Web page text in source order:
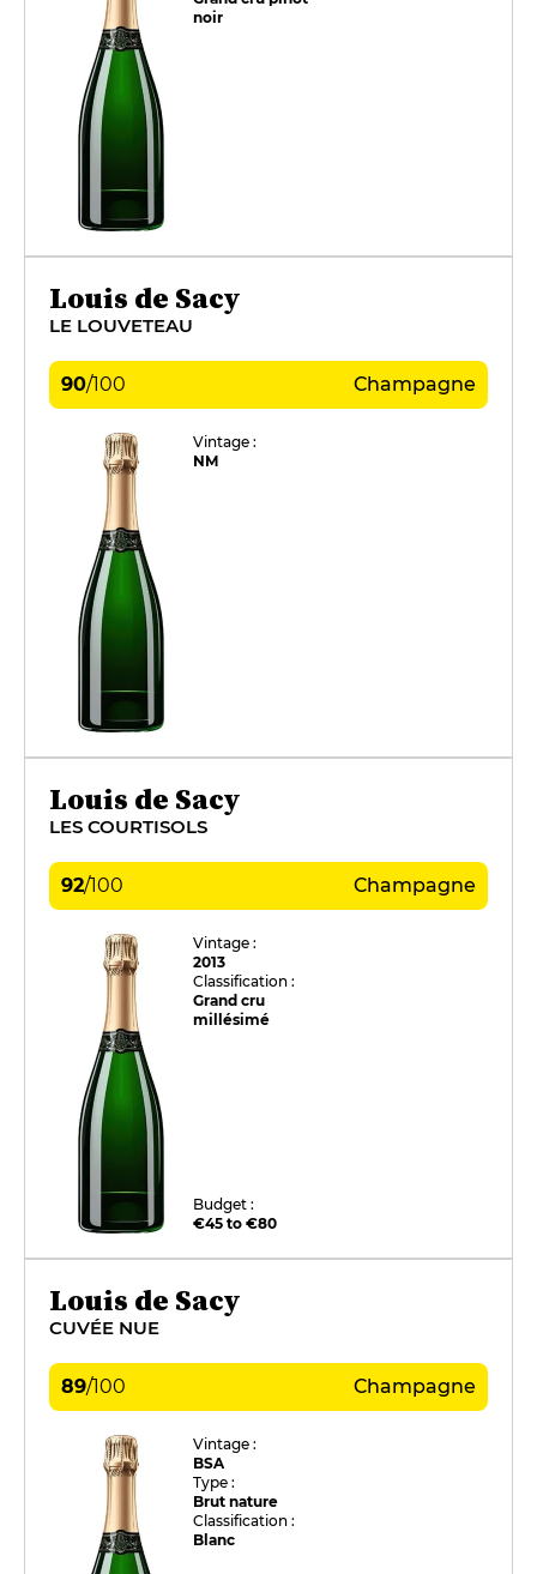
noir
Louis de Sacy
LE LOUVETEAU
90/100 Champagne
Vintage :
NM
Louis de Sacy
LES COURTISOLS
92/100 Champagne
Vintage :
2013
Classification :
Grand cru
millésimé
Budget :
€45 to €80
Louis de Sacy
CUVÉE NUE
89/100 Champagne
Vintage :
BSA
Type :
Brut nature
Classification :
Blanc